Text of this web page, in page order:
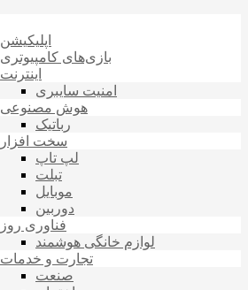
اپلیکیشن
بازی‌های کامپیوتری
اینترنت
امنیت سایبری
هوش مصنوعی
رباتیک
سخت افزار
لپ تاپ
تبلت
موبایل
دوربین
فناوری روز
لوازم خانگی هوشمند
تجارت و خدمات
صنعت